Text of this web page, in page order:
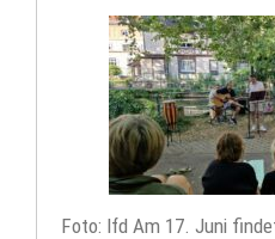
Foto: lfd Am 17. Juni